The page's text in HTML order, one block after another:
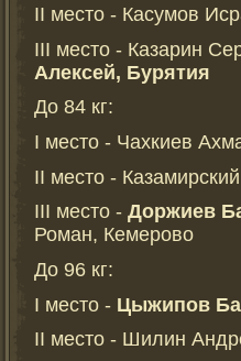
II место - Касумов
III место - Казарин
Алексей, Бурятия
До 84 кг:
I место - Чахкиев
II место -
III место - Доржиев
Роман, Кемерово
До 96 кг:
I место - Цыжипов
II место - Шилин